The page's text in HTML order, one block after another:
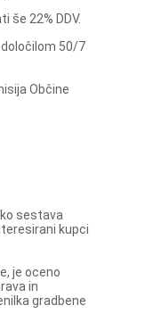
še 22% DDV.
določilom 50/7
Občine
sestava
kupci
je oceno
in
gradbene